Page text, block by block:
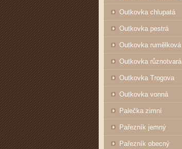
Outkovka chlupatá
Outkovka pestrá
Outkovka rumělková
Outkovka různotvará
Outkovka Trogova
Outkovka vonná
Palečka zimní
Pařezník jemný
Pařezník obecný